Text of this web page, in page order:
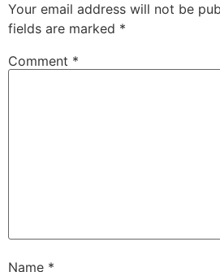
Your email address will not be
fields are marked *
Comment *
Name *